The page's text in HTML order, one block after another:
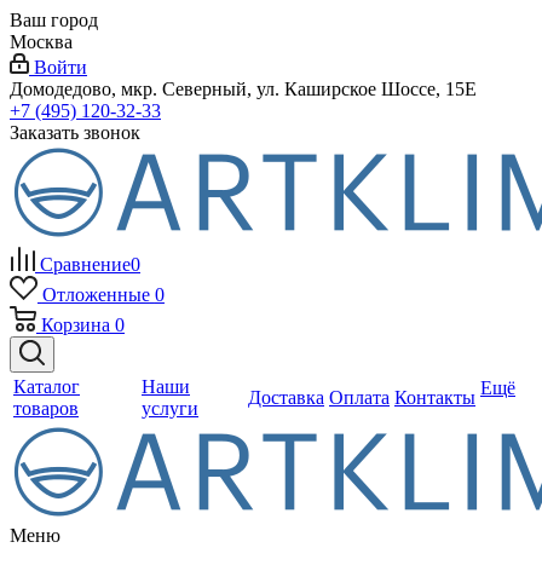
Ваш город
Москва
Войти
Домодедово, мкр. Северный, ул. Каширское Шоссе, 15Е
+7 (495) 120-32-33
Заказать звонок
Сравнение0
Отложенные 0
Корзина 0
Каталог
товаров
Наши
услуги
Доставка Оплата Контакты Ещё
Меню